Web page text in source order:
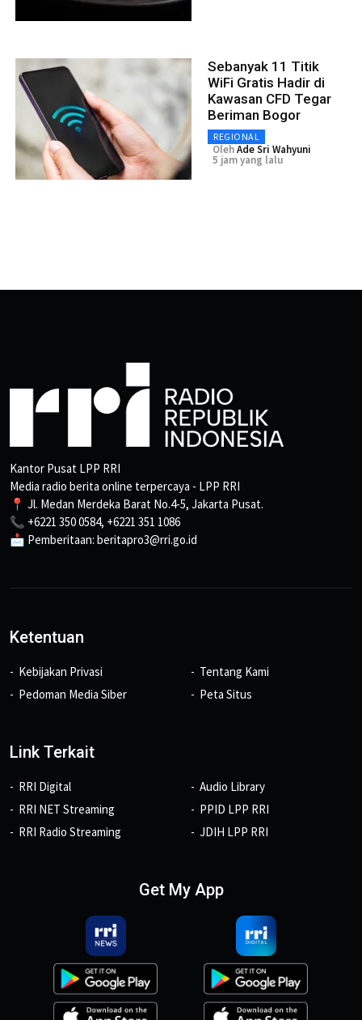
Sebanyak 11 Titik
WiFi Gratis Hadir di
Kawasan CFD Tegar
Beriman Bogor
REGIONAL
OlehAde Sri Wahyuni
5 jam yang lalu
Kantor Pusat LPP RRI
Media radio berita online terpercaya - LPP RRI
📍 Jl. Medan Merdeka Barat No.4-5, Jakarta Pusat.
📞 +6221 350 0584, +6221 351 1086
📩 Pemberitaan: beritapro3@rri.go.id
Ketentuan
Kebijakan Privasi
Pedoman Media Siber
Tentang Kami
Peta Situs
Link Terkait
RRI Digital
RRI NET Streaming
RRI Radio Streaming
Audio Library
PPID LPP RRI
JDIH LPP RRI
Get My App